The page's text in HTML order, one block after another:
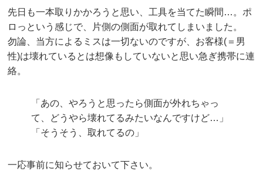
先日も一本取りかかろうと思い、工具を当てた瞬間…。ポ
ロっという感じで、片側の側面が取れてしまいました。
勿論、当方によるミスは一切ないのですが、お客様(＝男
性)は壊れているとは想像もしていないと思い急ぎ携帯に連
絡。
「あの、やろうと思ったら側面が外れちゃっ
て、どうやら壊れてるみたいなんですけど…」
「そうそう、取れてるの」
一応事前に知らせておいて下さい。